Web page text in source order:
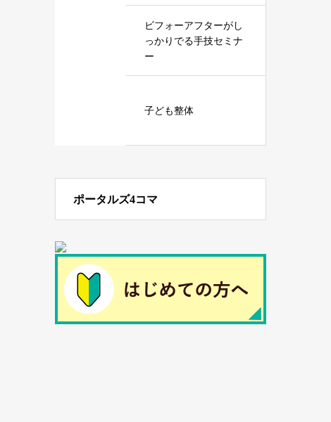
ビフォーアフターがし
っかりでる手技セミナ
ー
子ども整体
ポータルズ4コマ